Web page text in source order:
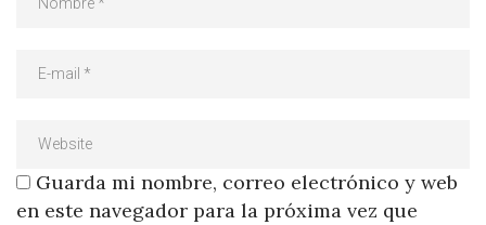
Guarda mi nombre, correo electrónico y web
en este navegador para la próxima vez que